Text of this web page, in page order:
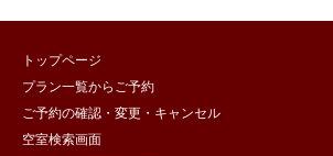
トップページ
プラン一覧からご予約
ご予約の確認・変更・キャンセル
空室検索画面